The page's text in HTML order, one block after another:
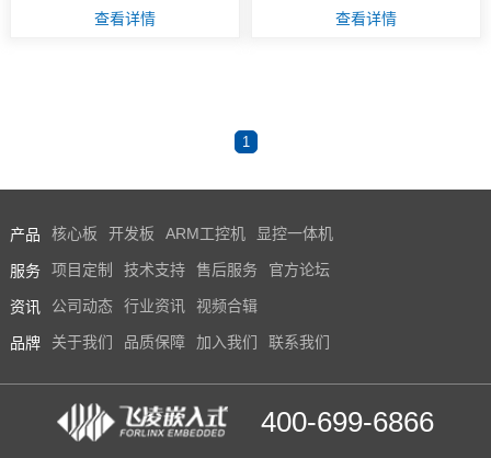
技术论坛查看详情 查看详情
1
产品 核心板 开发板 ARM工控机 显控一体机
服务 项目定制 技术支持 售后服务 官方论坛
资讯 公司动态 行业资讯 视频合辑
品牌 关于我们 品质保障 加入我们 联系我们
400-699-6866